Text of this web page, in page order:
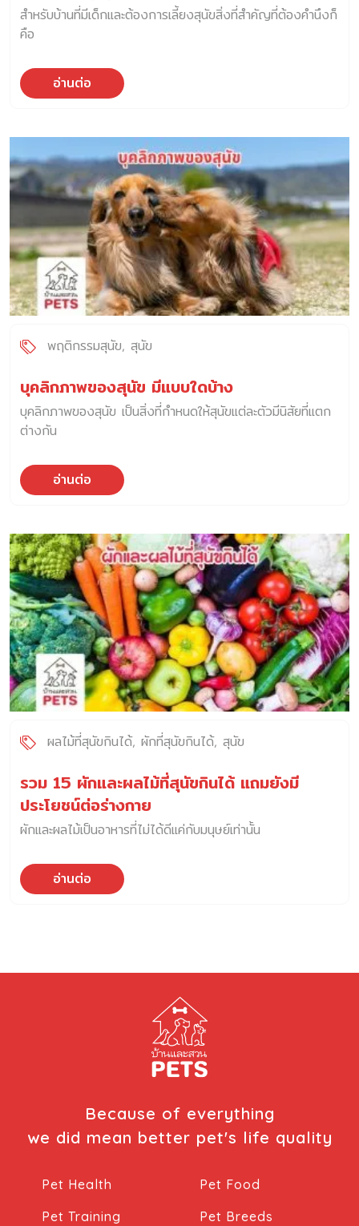
สำหรับบ้านที่มีเด็กและต้องการเลี้ยงสุนัขสิ่งที่สำคัญที่ต้องคำนึงก็
คือ
อ่านต่อ
พฤติกรรมสุนัข สุนัข
บุคลิกภาพของสุนัข มีแบบใดบ้าง
บุคลิกภาพของสุนัข เป็นสิ่งที่กำหนดให้สุนัขแต่ละตัวมีนิสัยที่แตก
ต่างกัน
อ่านต่อ
ผลไม้ที่สุนัขกินได้ ผักที่สุนัขกินได้ สุนัข
รวม 15 ผักและผลไม้ที่สุนัขกินได้ แถมยังมี
ประโยชน์ต่อร่างกาย
ผักและผลไม้เป็นอาหารที่ไม่ได้ดีแค่กับมนุษย์เท่านั้น
อ่านต่อ
Because of everything
we did mean better pet's life quality
Pet Health
Pet Food
Pet Training
Pet Breeds